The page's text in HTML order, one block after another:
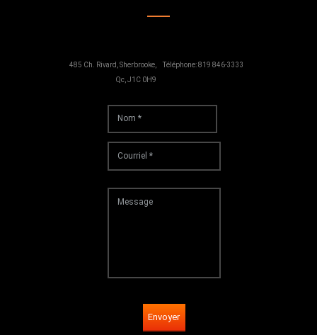
Téléphone: 819 846-3333
485 Ch. Rivard, Sherbrooke,
Qc, J1C 0H9
Envoyer